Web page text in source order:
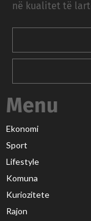
në kualitet të
Menu
Ekonomi
Sport
Lifestyle
Komuna
Kuriozitete
Rajon